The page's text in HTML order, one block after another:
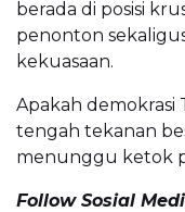
berada di posisi
penonton
kekuasaan.
Apakah demokrasi
tengah tekanan
menunggu ketok
Follow Sosial